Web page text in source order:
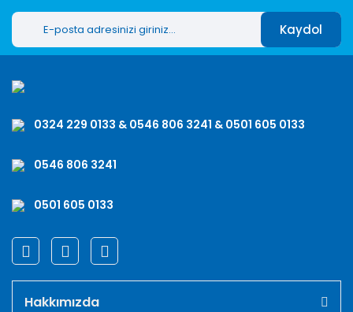
Kaydol
0324 229 0133 & 0546 806 3241 & 0501 605 0133
0546 806 3241
0501 605 0133
Hakkımızda